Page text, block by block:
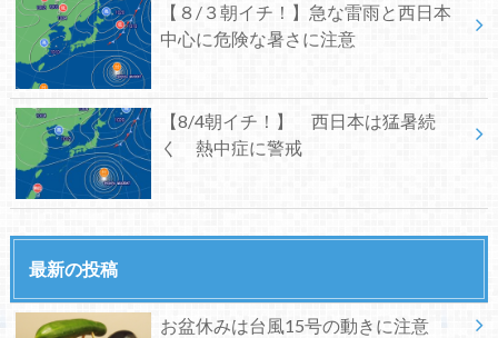
【８/３朝イチ！】急な雷雨と西日本
中心に危険な暑さに注意
【8/4朝イチ！】 西日本は猛暑続
く 熱中症に警戒
最新の投稿
お盆休みは台風15号の動きに注意